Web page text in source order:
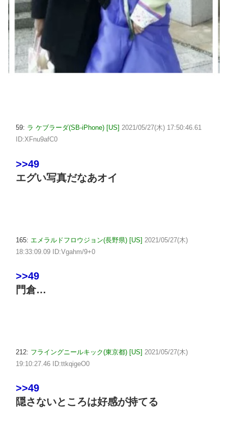
59: ラ ケブラーダ(SB-iPhone) [US] 2021/05/27(木) 17:50:46.61
ID:XFnu9afC0
>>49
エグい写真だなあオイ
165: エメラルドフロウジョン(長野県) [US] 2021/05/27(木)
18:33:09.09 ID:Vgahm/9+0
>>49
門倉…
212: フライングニールキック(東京都) [US] 2021/05/27(木)
19:10:27.46 ID:ttkqigeO0
>>49
隠さないところは好感が持てる